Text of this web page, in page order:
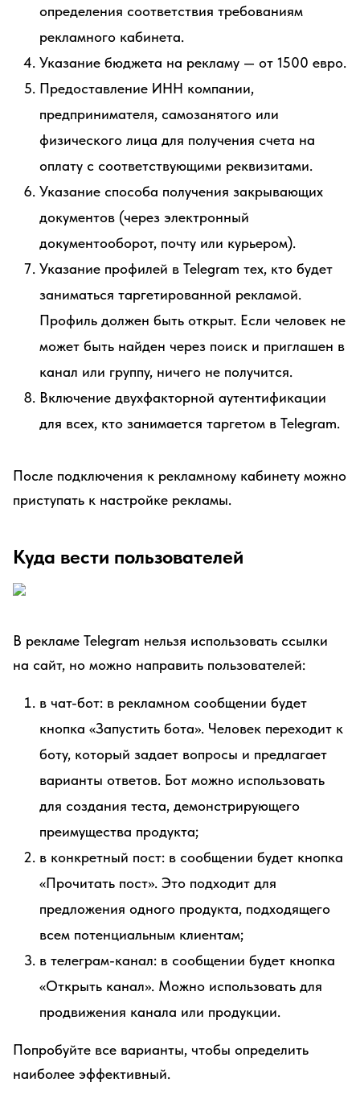
определения соответствия требованиям
рекламного кабинета.
Указание бюджета на рекламу — от 1500 евро.
Предоставление ИНН компании,
предпринимателя, самозанятого или
физического лица для получения счета на
оплату с соответствующими реквизитами.
Указание способа получения закрывающих
документов (через электронный
документооборот, почту или курьером).
Указание профилей в Telegram тех, кто будет
заниматься таргетированной рекламой.
Профиль должен быть открыт. Если человек не
может быть найден через поиск и приглашен в
канал или группу, ничего не получится.
Включение двухфакторной аутентификации
для всех, кто занимается таргетом в Telegram.
После подключения к рекламному кабинету можно
приступать к настройке рекламы.
Куда вести пользователей
В рекламе Telegram нельзя использовать ссылки
на сайт, но можно направить пользователей:
в чат-бот: в рекламном сообщении будет
кнопка «Запустить бота». Человек переходит к
боту, который задает вопросы и предлагает
варианты ответов. Бот можно использовать
для создания теста, демонстрирующего
преимущества продукта;
в конкретный пост: в сообщении будет кнопка
«Прочитать пост». Это подходит для
предложения одного продукта, подходящего
всем потенциальным клиентам;
в телеграм-канал: в сообщении будет кнопка
«Открыть канал». Можно использовать для
продвижения канала или продукции.
Попробуйте все варианты, чтобы определить
наиболее эффективный.